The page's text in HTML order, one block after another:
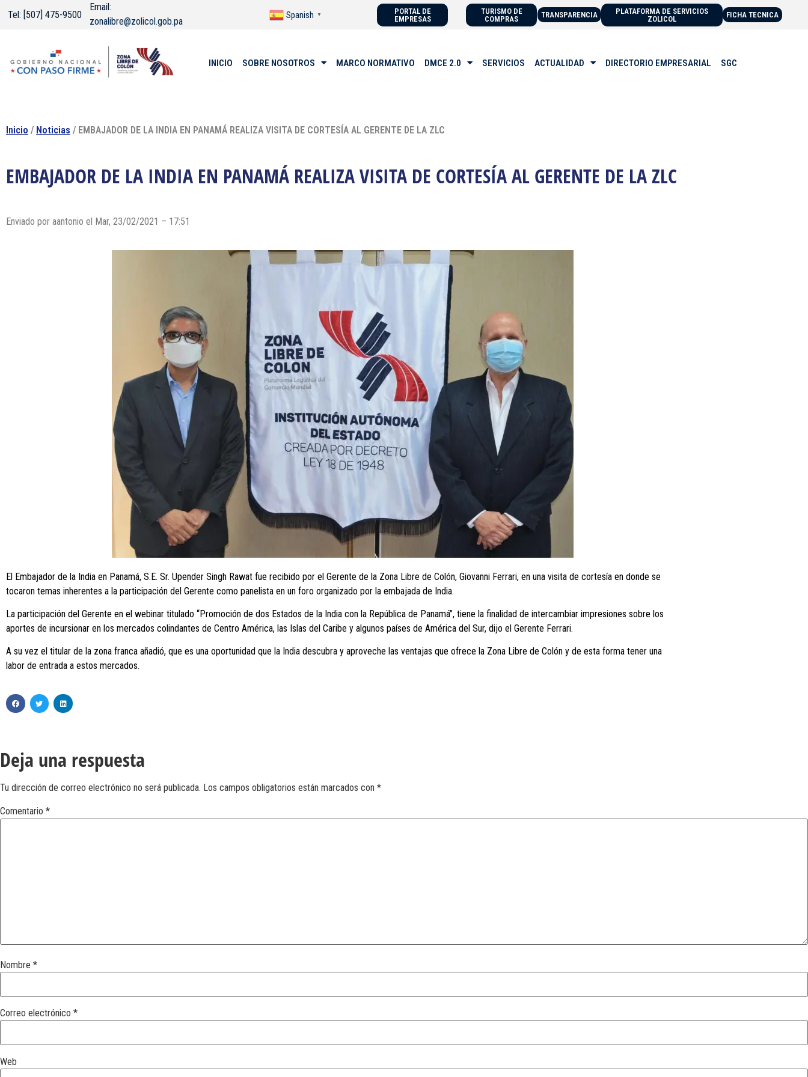
Tel: [507] 475-9500
Email:
zonalibre@zolicol.gob.pa
Spanish ▼
PORTAL DE
EMPRESAS
TURISMO DE
COMPRAS
TRANSPARENCIA
PLATAFORMA DE SERVICIOS
ZOLICOL
FICHA TECNICA
INICIO SOBRE NOSOTROS MARCO NORMATIVO DMCE 2.0 SERVICIOS ACTUALIDAD DIRECTORIO EMPRESARIAL SGC
Inicio / Noticias / EMBAJADOR DE LA INDIA EN PANAMÁ REALIZA VISITA DE CORTESÍA AL GERENTE DE LA ZLC
EMBAJADOR DE LA INDIA EN PANAMÁ REALIZA VISITA DE CORTESÍA AL GERENTE DE LA ZLC
Enviado por aantonio el Mar, 23/02/2021 – 17:51
El Embajador de la India en Panamá, S.E. Sr. Upender Singh Rawat fue recibido por el Gerente de la Zona Libre de Colón, Giovanni Ferrari, en una visita de cortesía en donde se
tocaron temas inherentes a la participación del Gerente como panelista en un foro organizado por la embajada de India.
La participación del Gerente en el webinar titulado “Promoción de dos Estados de la India con la República de Panamá”, tiene la finalidad de intercambiar impresiones sobre los
aportes de incursionar en los mercados colindantes de Centro América, las Islas del Caribe y algunos países de América del Sur, dijo el Gerente Ferrari.
A su vez el titular de la zona franca añadió, que es una oportunidad que la India descubra y aproveche las ventajas que ofrece la Zona Libre de Colón y de esta forma tener una
labor de entrada a estos mercados.
Deja una respuesta
Tu dirección de correo electrónico no será publicada. Los campos obligatorios están marcados con *
Comentario *
Nombre *
Correo electrónico *
Web